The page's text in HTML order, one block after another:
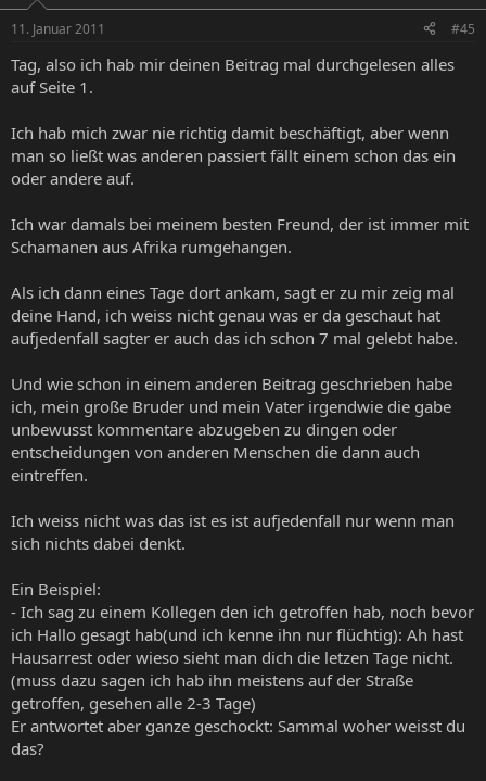
11. Januar 2011 #45
Tag, also ich hab mir deinen Beitrag mal durchgelesen alles
auf Seite 1.
Ich hab mich zwar nie richtig damit beschäftigt, aber wenn
man so ließt was anderen passiert fällt einem schon das ein
oder andere auf.
Ich war damals bei meinem besten Freund, der ist immer mit
Schamanen aus Afrika rumgehangen.
Als ich dann eines Tage dort ankam, sagt er zu mir zeig mal
deine Hand, ich weiss nicht genau was er da geschaut hat
aufjedenfall sagter er auch das ich schon 7 mal gelebt habe.
Und wie schon in einem anderen Beitrag geschrieben habe
ich, mein große Bruder und mein Vater irgendwie die gabe
unbewusst kommentare abzugeben zu dingen oder
entscheidungen von anderen Menschen die dann auch
eintreffen.
Ich weiss nicht was das ist es ist aufjedenfall nur wenn man
sich nichts dabei denkt.
Ein Beispiel:
- Ich sag zu einem Kollegen den ich getroffen hab, noch bevor
ich Hallo gesagt hab(und ich kenne ihn nur flüchtig): Ah hast
Hausarrest oder wieso sieht man dich die letzen Tage nicht.
(muss dazu sagen ich hab ihn meistens auf der Straße
getroffen, gesehen alle 2-3 Tage)
Er antwortet aber ganze geschockt: Sammal woher weisst du
das?